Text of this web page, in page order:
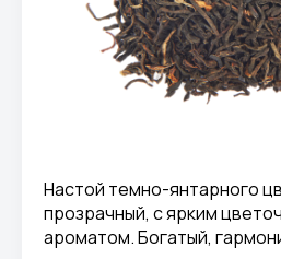
Настой темно-янтарного
прозрачный, с ярким
ароматом. Богатый,